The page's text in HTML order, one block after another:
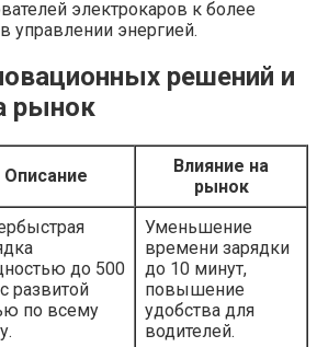
электрокаров к более
управлении энергией.
решений и
рынок
Описание
Влияние на
рынок
до 500
развитой
по всему
Уменьшение
времени зарядки
до 10 минут,
повышение
удобства для
водителей.